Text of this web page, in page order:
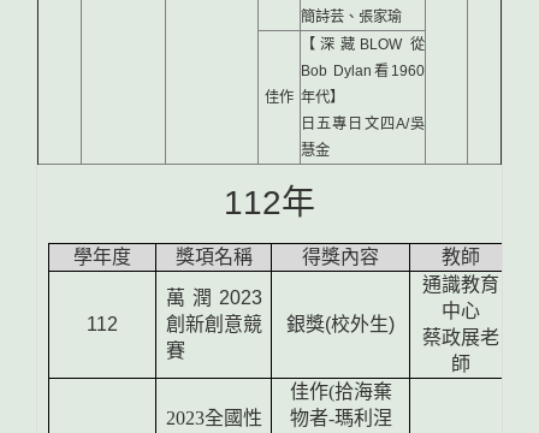
簡詩芸、張家瑜
佳作
【深藏BLOW 從
Bob Dylan看1960
年代】
日五專日文四A/吳
慧金
112年
學年度 獎項名稱 得獎內容 教師
112
萬潤 2023
創新創意競
賽
銀獎(校外生)
通識教育
中心
蔡政展老
師
2023全國性
佳作(拾海棄
物者-瑪利涅